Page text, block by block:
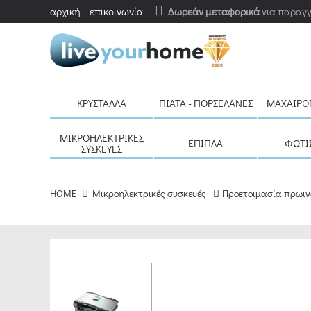
Δωρεάν μεταφορικάγια
αρχική επικοινωνία
ΚΡΎΣΤΑΛΛΑ ΠΙΆΤΑ - ΠΟΡΣΕΛΆΝΕΣ
ΜΙΚΡΟΗΛΕΚΤΡΙΚΈΣ
ΣΥΣΚΕΥΈΣ
ΈΠΙΠΛΑ
HOME Μικροηλεκτρικές συσκευές Προετοιμασία